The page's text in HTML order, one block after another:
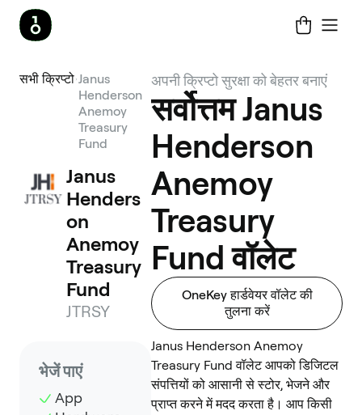
सभी क्रिप्टो Janus
Henderson
Anemoy
Treasury
Fund
Janus
Henders
on
Anemoy
Treasury
Fund
JTRSY
भेजें पाएं
App
अपनी क्रिप्टो सुरक्षा को बेहतर बनाएं
सर्वोत्तम Janus
Henderson
Anemoy
Treasury
Fund वॉलेट
OneKey हार्डवेयर वॉलेट की
तुलना करें
Janus Henderson Anemoy
Treasury Fund वॉलेट आपको डिजिटल
संपत्तियों को आसानी से स्टोर, भेजने और
प्राप्त करने में मदद करता है। आप किसी